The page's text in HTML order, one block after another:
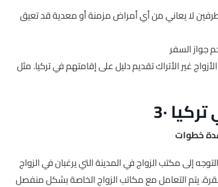
لا يعاني من أي أمراض مزمنة أو معدية قد تعيق
غير الأتراك تقديم دليل على إقامتهم في تركيا. مثل
إلى مكتب الزواج في المدينة التي يرغبان في الزواج